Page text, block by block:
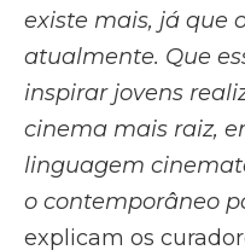
existe mais, já que
atualmente. Que
inspirar jovens
cinema mais raiz,
linguagem
o contemporâneo
explicam os